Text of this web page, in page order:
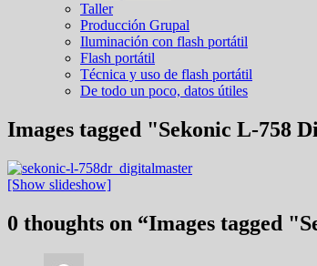
Taller
Producción Grupal
Iluminación con flash portátil
Flash portátil
Técnica y uso de flash portátil
De todo un poco, datos útiles
Images tagged "Sekonic L-758
[Show slideshow]
0 thoughts on “Images tagged